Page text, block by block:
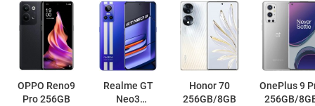
OPPO Reno9
Pro 256GB
Realme GT
Neo3
Honor 70
256GB/8GB
OnePlus 9
256GB/